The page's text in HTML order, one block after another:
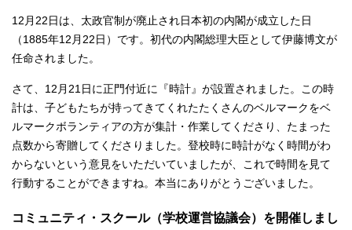
12月22日は、太政官制が廃止され日本初の内閣が成立した日
（1885年12月22日）です。初代の内閣総理大臣として伊藤博文が
任命されました。
さて、12月21日に正門付近に『時計』が設置されました。この時
計は、子どもたちが持ってきてくれたたくさんのベルマークをベ
ルマークボランティアの方が集計・作業してくださり、たまった
点数から寄贈してくださりました。登校時に時計がなく時間がわ
からないという意見をいただいていましたが、これで時間を見て
行動することができますね。本当にありがとうございました。
コミュニティ・スクール（学校運営協議会）を開催しまし